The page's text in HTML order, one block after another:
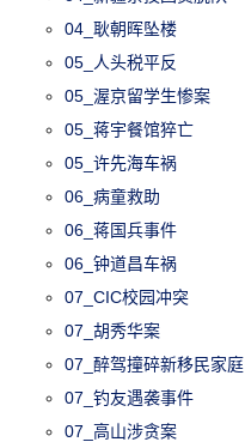
04_耿朝晖坠楼
05_人头税平反
05_渥京留学生惨案
05_蒋宇餐馆猝亡
05_许先海车祸
06_病童救助
06_蒋国兵事件
06_钟道昌车祸
07_CIC校园冲突
07_胡秀华案
07_醉驾撞碎新移民家庭
07_钓友遇袭事件
07_高山涉贪案